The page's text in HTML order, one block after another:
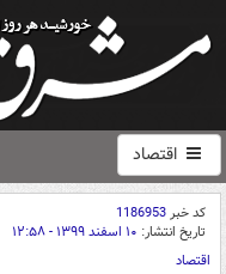
اقتصاد
کد خبر1186953
تاریخ انتشار: ۱۰ اسفند ۱۳۹۹ - ۱۲:۵۸
اقتصاد